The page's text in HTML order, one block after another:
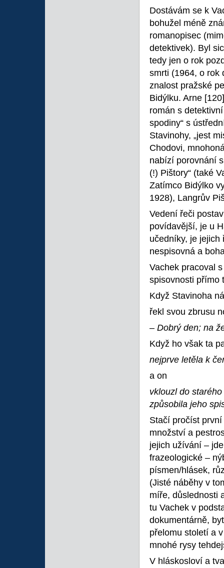
Dostávám se k
bohužel méně
romanopisec
detektivek). Byl
tedy jen o rok
smrti (1964, o rok
znalost pražské
Bidýlku. Arne
román s
spodiny“ s
Stavinohy, „jest
Chodovi,
nabízí porovnání
(!) Pištory“ (také
Zatímco Bidýlko
1928), Langrův
Vedení řeči
povídavější, je u
učedníky, je jejich
nespisovná a
Vachek pracoval
spisovnosti přímo
Když Stavinoha
řekl svou zbrusu
– Dobrý den; na
Když ho však ta
nejprve letěla k
a on
vklouzl do
způsobila jeho
Stačí pročíst
množství a
jejich užívání –
frazeologické –
písmen/hlásek,
(Jisté náběhy v
míře, důslednosti
tu Vachek v
dokumentárně,
přelomu století a
mnohé rysy
V hláskosloví a